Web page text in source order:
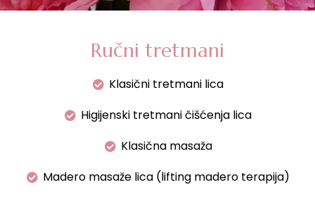
Ručni tretmani
Klasični tretmani lica
Higijenski tretmani čišćenja lica
Klasična masaža
Madero masaže lica (lifting madero terapija)